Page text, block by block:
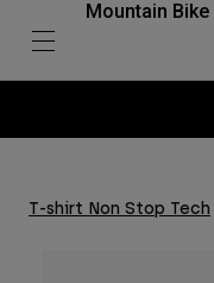
Mountain Bike
T-shirt Non Stop Tech